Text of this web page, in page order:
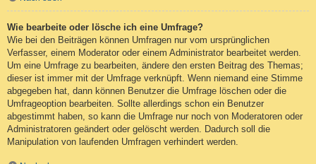
Wie bearbeite oder lösche ich eine Umfrage?
Wie bei den Beiträgen können Umfragen nur vom ursprünglichen
Verfasser, einem Moderator oder einem Administrator bearbeitet werden.
Um eine Umfrage zu bearbeiten, ändere den ersten Beitrag des Themas;
dieser ist immer mit der Umfrage verknüpft. Wenn niemand eine Stimme
abgegeben hat, dann können Benutzer die Umfrage löschen oder die
Umfrageoption bearbeiten. Sollte allerdings schon ein Benutzer
abgestimmt haben, so kann die Umfrage nur noch von Moderatoren oder
Administratoren geändert oder gelöscht werden. Dadurch soll die
Manipulation von laufenden Umfragen verhindert werden.